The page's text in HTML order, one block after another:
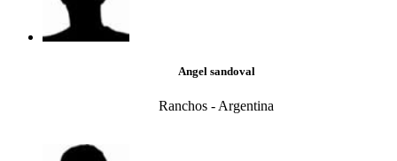
Angel sandoval
Ranchos - Argentina